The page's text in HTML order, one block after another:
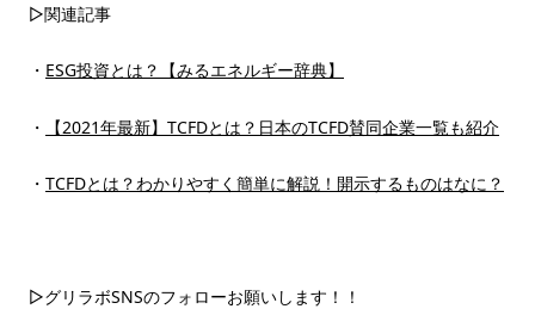
▷関連記事
・ ESG投資とは？【みるエネルギー辞典】
・ 【2021年最新】TCFDとは？日本のTCFD賛同企業一覧も紹介
・ TCFDとは？わかりやすく簡単に解説！開示するものはなに？
▷グリラボSNSのフォローお願いします！！